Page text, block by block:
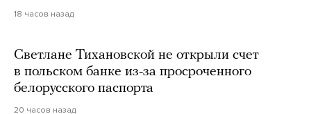
18 часов назад
Светлане Тихановской не открыли счет
в польском банке из-за просроченного
белорусского паспорта
20 часов назад